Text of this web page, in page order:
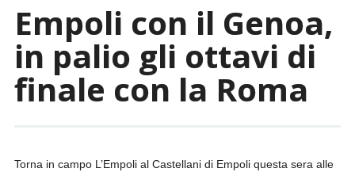
Empoli con il Genoa,
in palio gli ottavi di
finale con la Roma
Torna in campo L’Empoli al Castellani di Empoli questa sera alle